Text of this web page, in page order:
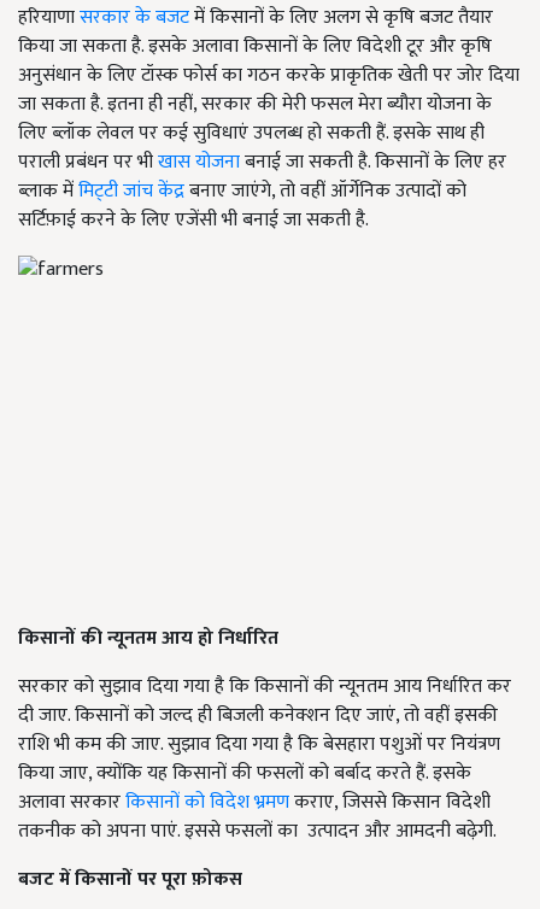
हरियाणासरकार के बजटमें किसानों के लिए अलग से कृषि बजट तैयार
किया जा सकता है. इसके अलावा किसानों के लिए विदेशी टूर और कृषि
अनुसंधान के लिए टॉस्क फोर्स का गठन करके प्राकृतिक खेती पर जोर दिया
जा सकता है. इतना ही नहीं, सरकार की मेरी फसल मेरा ब्यौरा योजना के
लिए ब्लॉक लेवल पर कई सुविधाएं उपलब्ध हो सकती हैं. इसके साथ ही
पराली प्रबंधन पर भीखास योजनाबनाई जा सकती है. किसानों के लिए हर
ब्लाक मेंमिट्‌टी जांच केंद्रबनाए जाएंगे, तो वहीं ऑर्गेनिक उत्पादों को
सर्टिफ़ाई करने के लिए एजेंसी भी बनाई जा सकती है.
किसानों की न्यूनतम आय हो निर्धारित
सरकार को सुझाव दिया गया है कि किसानों की न्यूनतम आय निर्धारित कर
दी जाए. किसानों को जल्द ही बिजली कनेक्शन दिए जाएं, तो वहीं इसकी
राशि भी कम की जाए. सुझाव दिया गया है कि बेसहारा पशुओं पर नियंत्रण
किया जाए, क्योंकि यह किसानों की फसलों को बर्बाद करते हैं. इसके
अलावा सरकारकिसानों को विदेश भ्रमणकराए, जिससे किसान विदेशी
तकनीक को अपना पाएं. इससे फसलों का उत्पादन और आमदनी बढ़ेगी.
बजट में किसानों पर पूरा फ़ोकस